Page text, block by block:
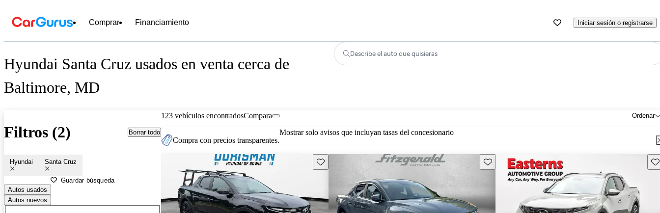
Comprar Financiamiento Iniciar sesión o registrarse
Hyundai Santa Cruz usados en venta cerca de
Baltimore, MD
Describe el auto que quisieras
Filtros (2) Borrar todo
Hyundai Santa Cruz
Guardar búsqueda
Autos usados
Autos nuevos
123 vehículos encontrados Ordenar
Compara
Compra con precios transparentes.
Mostrar solo avisos que incluyan tasas del concesionario
Guarda este Aviso Guarda este Aviso